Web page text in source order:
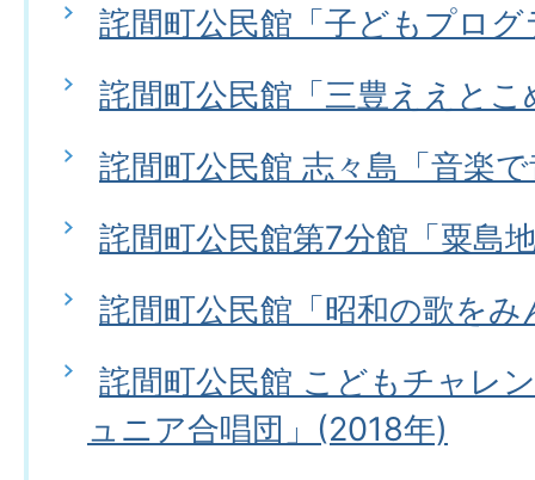
詫間町公民館「子どもプロ
詫間町公民館「三豊ええとこ
詫間町公民館 志々島「音楽
詫間町公民館第7分館「粟島
詫間町公民館「昭和の歌を
詫間町公民館 こどもチャレ
ュニア合唱団」(2018年)